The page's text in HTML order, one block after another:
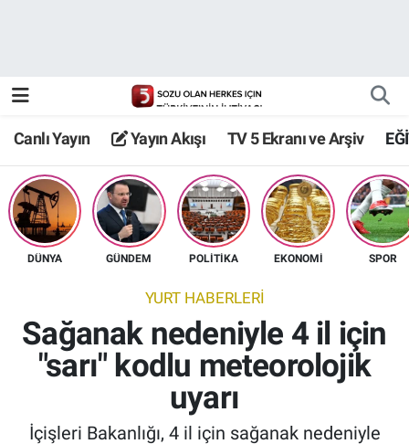
Canlı Yayın Yayın Akışı TV 5 Ekranı ve Arşiv
DÜNYA GÜNDEM POLİTİKA EKONOMİ SPOR
YURT HABERLERİ
Sağanak nedeniyle 4 il için
"sarı" kodlu meteorolojik
uyarı
İçişleri Bakanlığı, 4 il için sağanak nedeniyle
TV 5 Ekranı ve Arşiv